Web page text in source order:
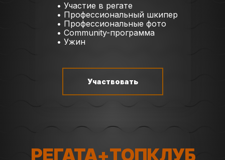
РЕГАТА+ТОПКЛУБ
Участвовать
• Участие в регате
• Профессиональный шкипер
• Профессиональные фото
• Community-программа
• Ужин